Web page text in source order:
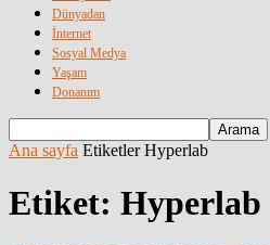
Dünyadan
İnternet
Sosyal Medya
Yaşam
Donanım
Ana sayfa Etiketler Hyperlab
Etiket: Hyperlab